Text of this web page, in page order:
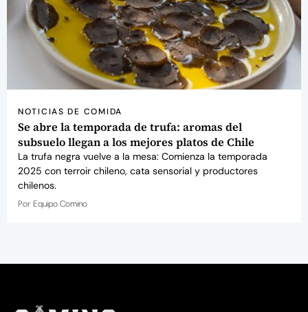
NOTICIAS DE COMIDA
Se abre la temporada de trufa: aromas del
subsuelo llegan a los mejores platos de Chile
La trufa negra vuelve a la mesa: Comienza la temporada
2025 con terroir chileno, cata sensorial y productores
chilenos.
Por Equipo Comino